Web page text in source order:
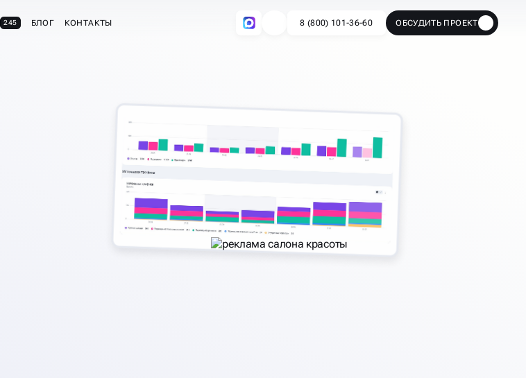
245 БЛОГ КОНТАКТЫ 8 (800) 101-36-60 ОБСУДИТЬ ПРОЕКТ